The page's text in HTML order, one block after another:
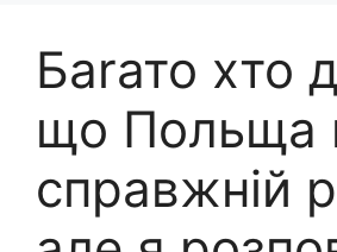
Баrато хто
що Польща
справжній